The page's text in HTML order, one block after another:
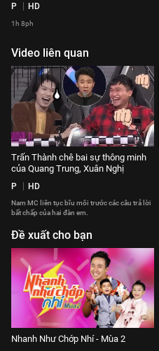
P HD
1h 8ph
Video liên quan
Trấn Thành chê bai sự thông minh
của Quang Trung, Xuân Nghị
P HD
Nam MC liên tục bĩu môi trước các câu trả lời
bất chấp của hai đàn em.
Đề xuất cho bạn
Nhanh Như Chớp Nhí - Mùa 2